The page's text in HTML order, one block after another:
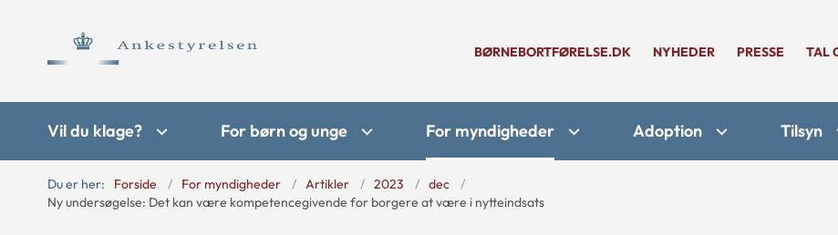
BØRNEBORTFØRELSE.DK NYHEDER PRESSE TAL
Vil du klage? For børn og unge For myndigheder Adoption Tilsyn
Du er her: Forside For myndigheder Artikler 2023
dec
Ny undersøgelse: Det kan være kompetencegivende for borgere at være i nytteindsats